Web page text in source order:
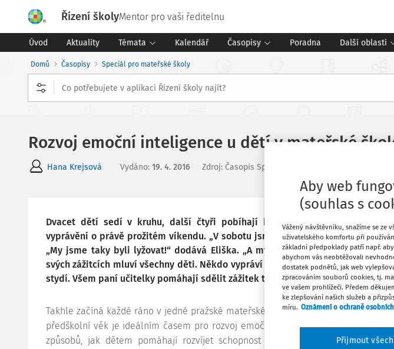
Řízení školyMentor pro vaši ředitelnu
Úvod Aktuality Témata Kalendář Časopisy Poradna Další oblasti
Domů Časopisy Speciál pro mateřské školy
Rozvoj emoční inteligence u dětí v mateřské
Hana Krejsová Vydáno: 19. 4. 2016 Zdroj: Časopis Speciál pro mateřské školy
Dvacet dětí sedí v kruhu, další čtyři pobíhají kolem. Všichni poslouchají
vyprávění o právě prožitém víkendu. „V sobotu jsme byli u babičky a v neděli
„My jsme taky byli lyžovat!“ dodává Eliška. „A my taky!“ přidává se Ondra.
svých zážitcích mluví všechny děti. Někdo vypráví a nedá se skoro zastavit. Jiný
stydí. Všem paní učitelky pomáhají sdělit zážitek tak, aby mu ostatní děti
Takhle začíná každé ráno v jedné pražské mateřské školce. Paní učitelky jsou si
předškolní věk je ideálním časem pro rozvoj emoční inteligence u dětí a tohle
způsobů, jak dětem pomáhají rozvíjet schopnost naslouchat a vyjádřit své
Aby web
(souhlas s
Vážený návštěvníku, snažíme se ze
uživatelského komfortu při
základní předpoklady patří např.
abychom vás neobtěžovali
dostatek podnětů, jak web
zpracováním souborů cookies, tj.
ve vašem prohlížeči. Předem
ke zlepšování našich služeb a
míru. Oznámení o ochraně
Přijmout